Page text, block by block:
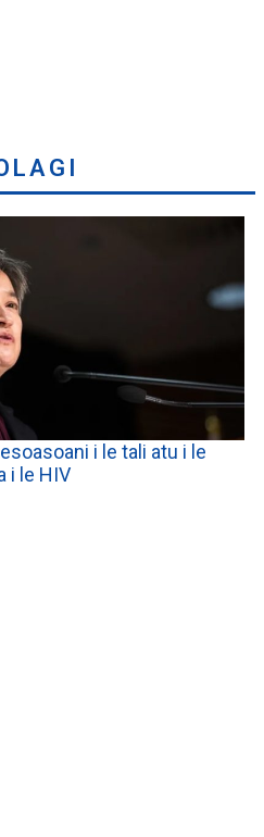
i le tali atu i le
i le HIV